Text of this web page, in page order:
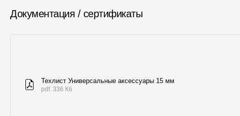
Документация / сертификаты
Техлист Универсальные аксессуары 15 мм
pdf. 336 Кб